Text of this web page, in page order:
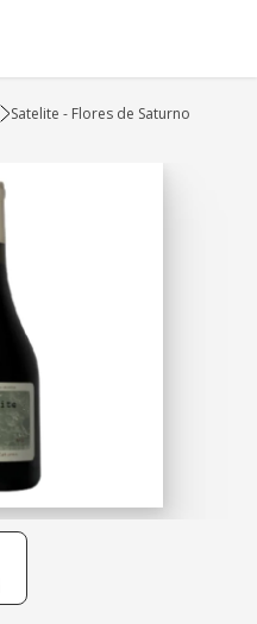
Satelite - Flores de Saturno